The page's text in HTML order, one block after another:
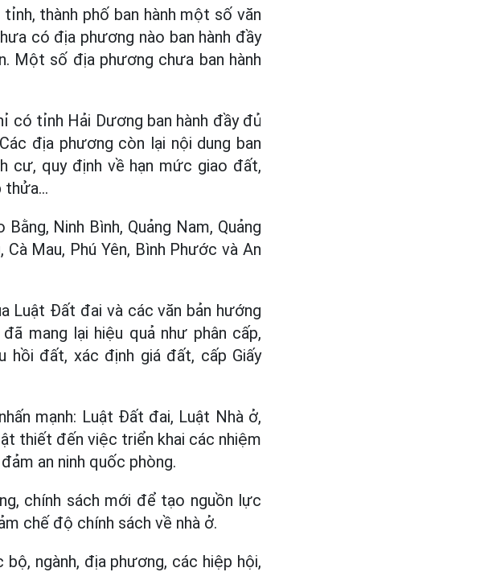
thành phố ban hành một số văn
có địa phương nào ban hành đầy
Một số địa phương chưa ban hành
có tỉnh Hải Dương ban hành đầy đủ
địa phương còn lại nội dung ban
cư, quy định về hạn mức giao đất,
thửa…
Ninh Bình, Quảng Nam, Quảng
Cà Mau, Phú Yên, Bình Phước và An
Luật Đất đai và các văn bản hướng
mang lại hiệu quả như phân cấp,
hồi đất, xác định giá đất, cấp Giấy
mạnh: Luật Đất đai, Luật Nhà ở,
thiết đến việc triển khai các nhiệm
an ninh quốc phòng.
chính sách mới để tạo nguồn lực
chế độ chính sách về nhà ở.
ngành, địa phương, các hiệp hội,